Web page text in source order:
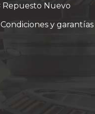
Repuesto Nuevo
Condiciones y garantías